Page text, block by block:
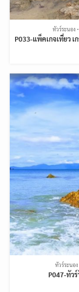
ทัวร์ระนอง
P033-แพ็คเกจเที่ยว
ทัวร์ระนอง
P047-ทัว